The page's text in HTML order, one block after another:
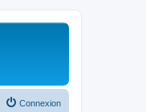
Connexion